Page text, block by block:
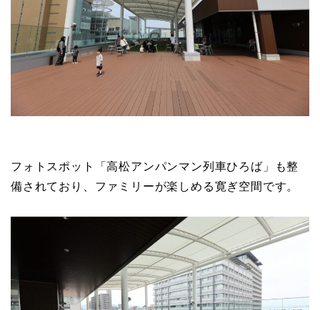
フォトスポット「高松アンパンマン列車ひろば」も整
備されており、ファミリーが楽しめる寛ぎ空間です。